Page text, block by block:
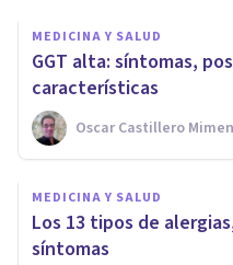
MEDICINA Y SALUD
GGT alta: síntomas,
características
Oscar Castillero
MEDICINA Y SALUD
Los 13 tipos de
síntomas